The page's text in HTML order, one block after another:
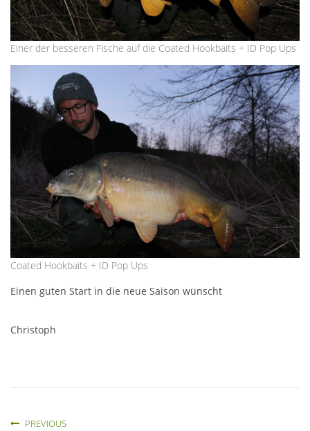
Einer der besseren Fische auf die Coated Hookbaits + ID Pop Ups
Coated Hookbaits + ID Pop Ups
Einen guten Start in die neue Saison wünscht
Christoph
PREVIOUS